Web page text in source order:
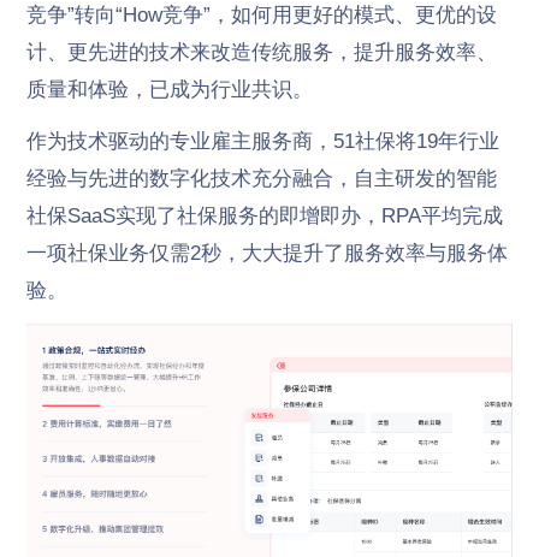
竞争”转向“How竞争”，如何用更好的模式、更优的设
计、更先进的技术来改造传统服务，提升服务效率、
质量和体验，已成为行业共识。
作为技术驱动的专业雇主服务商，51社保将19年行业
经验与先进的数字化技术充分融合，自主研发的智能
社保SaaS实现了社保服务的即增即办，RPA平均完成
一项社保业务仅需2秒，大大提升了服务效率与服务体
验。